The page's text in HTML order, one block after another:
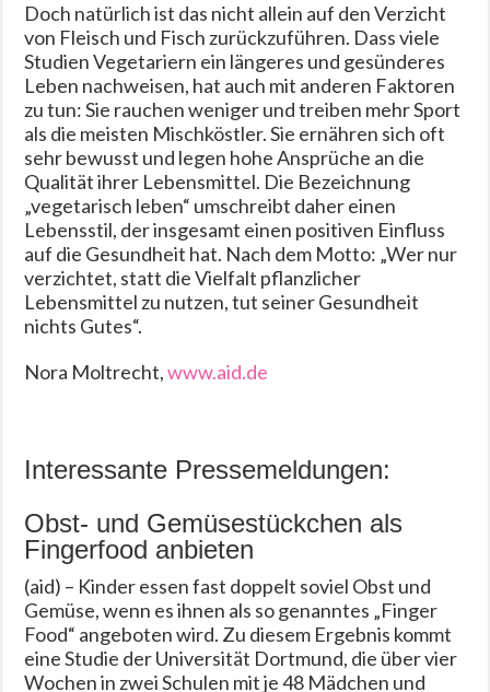
Doch natürlich ist das nicht allein auf den Verzicht
von Fleisch und Fisch zurückzuführen. Dass viele
Studien Vegetariern ein längeres und gesünderes
Leben nachweisen, hat auch mit anderen Faktoren
zu tun: Sie rauchen weniger und treiben mehr Sport
als die meisten Mischköstler. Sie ernähren sich oft
sehr bewusst und legen hohe Ansprüche an die
Qualität ihrer Lebensmittel. Die Bezeichnung
„vegetarisch leben“ umschreibt daher einen
Lebensstil, der insgesamt einen positiven Einfluss
auf die Gesundheit hat. Nach dem Motto: „Wer nur
verzichtet, statt die Vielfalt pflanzlicher
Lebensmittel zu nutzen, tut seiner Gesundheit
nichts Gutes“.
Nora Moltrecht,www.aid.de
Interessante Pressemeldungen:
Obst- und Gemüsestückchen als
Fingerfood anbieten
(aid) – Kinder essen fast doppelt soviel Obst und
Gemüse, wenn es ihnen als so genanntes „Finger
Food“ angeboten wird. Zu diesem Ergebnis kommt
eine Studie der Universität Dortmund, die über vier
Wochen in zwei Schulen mit je 48 Mädchen und